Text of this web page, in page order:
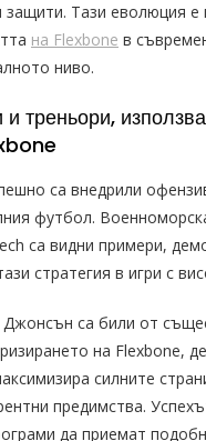
защити. Тази еволюция е
на Flexbone в
ниво.
треньори,
са внедрили
футбол.
са видни примери,
стратегия в игри с
са били от
на Flexbone,
силните
предимства.
да приемат